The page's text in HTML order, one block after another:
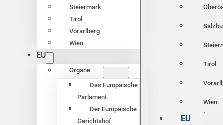
Steiermark
Tirol
Vorarlberg
Wien
EU
Organe
Das Europäische
Parlament
Der Europäische
Gerichtshof
Tirol
Wien
EU